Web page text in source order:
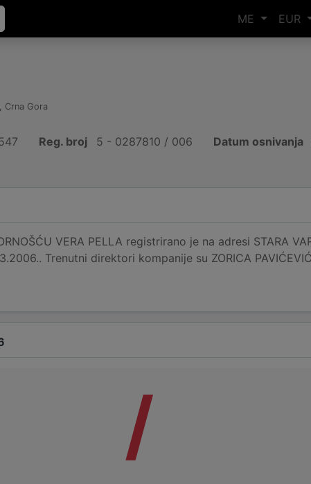
ME EUR
, Crna Gora
Reg. broj 5 - 0287810 / 006 Datum osnivanja
VERA PELLA registrirano je na adresi STARA
Trenutni direktori kompanije su ZORICA
/